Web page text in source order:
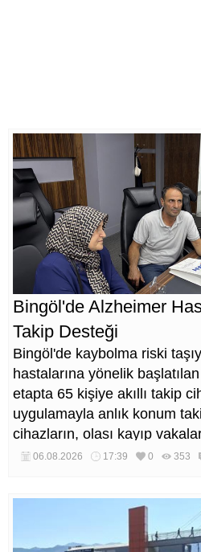
Bingöl'de Alzheimer
Takip Desteği
Bingöl'de kaybolma riski
hastalarına yönelik
etapta 65 kişiye akıllı takip
uygulamayla anlık konum
cihazların, olası kayıp
kısa sürede ulaşılmasını
06.08.2026 17:39 0 353